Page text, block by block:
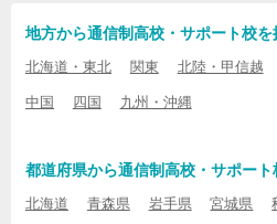
地方から通信制高校・サポート校を
北海道・東北 関東 北陸・甲信越
中国 四国 九州・沖縄
都道府県から通信制高校・サポート
北海道 青森県 岩手県 宮城県